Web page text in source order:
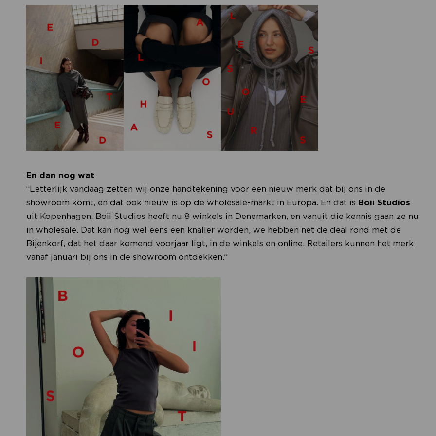
En dan nog wat
“Letterlijk vandaag zetten wij onze handtekening voor een nieuw merk dat bij ons in de
showroom komt, en dat ook nieuw is op de wholesale-markt in Europa. En dat is Boii Studios
uit Kopenhagen. Boii Studios heeft nu 8 winkels in Denemarken, en vanuit die kennis gaan ze nu
in wholesale. Dat kan nog wel eens een knaller worden, we hebben net de deal rond met de
Bijenkorf, dat het daar komend voorjaar ligt, in de winkels en online. Retailers kunnen het merk
vanaf januari bij ons in de showroom ontdekken.”